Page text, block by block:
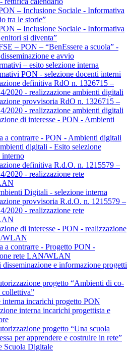
– Inclusione Sociale - Informativa
tra le storie”
– Inclusione Sociale - Informativa
si diventa”
– PON – “BenEssere a scuola” -
e avvio
– esito selezione interna
PON - selezione docenti interni
definitiva RdO n. 1326715 –
2020 - realizzazione ambienti digitali
provvisoria RdO n. 1326715 –
2020 - realizzazione ambienti digitali
di interesse - PON - Ambienti
a contrarre - PON - Ambienti digitali
digitali - Esito selezione
interno
definitiva R.d.O. n. 1215579 –
2020 - realizzazione rete
Digitali - selezione interna
provvisoria R.d.O. n. 1215579 –
2020 - realizzazione rete
di interesse - PON - realizzazione
WLAN
a contrarre - Progetto PON -
rete LAN/WLAN
e informazione progetti
progetto “Ambienti di co-
collettiva”
interna incarichi progetto PON
interna incarichi progettista e
progetto “Una scuola
per apprendere e costruire in rete”
Scuola Digitale